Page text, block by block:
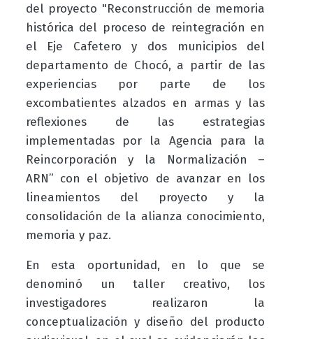
del proyecto "Reconstrucción de memoria
histórica del proceso de reintegración en
el Eje Cafetero y dos municipios del
departamento de Chocó, a partir de las
experiencias por parte de los
excombatientes alzados en armas y las
reflexiones de las estrategias
implementadas por la Agencia para la
Reincorporación y la Normalización –
ARN” con el objetivo de avanzar en los
lineamientos del proyecto y la
consolidación de la alianza conocimiento,
memoria y paz.
En esta oportunidad, en lo que se
denominó un taller creativo, los
investigadores realizaron la
conceptualización y diseño del producto